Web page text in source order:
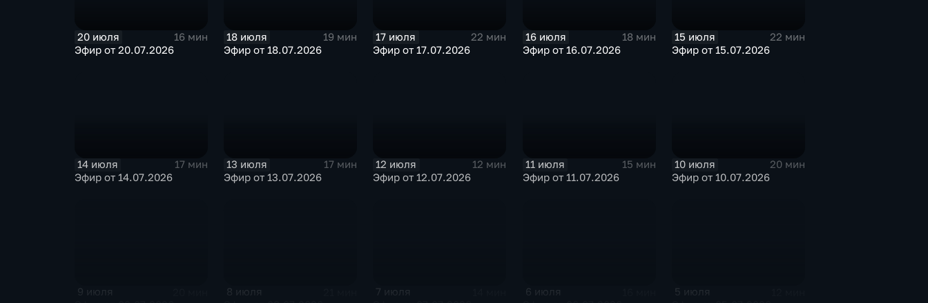
20 июля
16 мин
Эфир от 20.07.2026
18 июля
19 мин
Эфир от 18.07.2026
17 июля
22 мин
Эфир от 17.07.2026
16 июля
18 мин
Эфир от 16.07.2026
15 июля
22 мин
Эфир от 15.07.2026
14 июля
17 мин
Эфир от 14.07.2026
13 июля
17 мин
Эфир от 13.07.2026
12 июля
12 мин
Эфир от 12.07.2026
11 июля
15 мин
Эфир от 11.07.2026
10 июля
20 мин
Эфир от 10.07.2026
9 июля 8 июля 7 июля 6 июля 5 июля